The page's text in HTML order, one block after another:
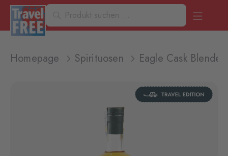
Homepage Spirituosen Eagle Cask